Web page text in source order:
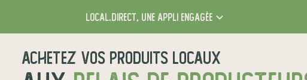
local.direct, une appli engagée
Achetez vos produits locaux